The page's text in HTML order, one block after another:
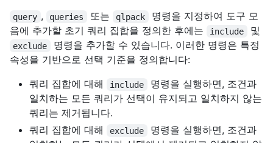
query , queries 또는 qlpack
명령을 지정하여 도구 모
음에 추가할 초기 쿼리 집합을 정의한 후에는
include 및
exclude
명령을 추가할 수 있습니다. 이러한 명령은 특정
속성을 기반으로 선택 기준을 정의합니다:
쿼리 집합에 대해
include
명령을 실행하면, 조건과
일치하는 모든 쿼리가 선택이 유지되고 일치하지 않는
쿼리는 제거됩니다.
쿼리 집합에 대해
exclude
명령을 실행하면, 조건과